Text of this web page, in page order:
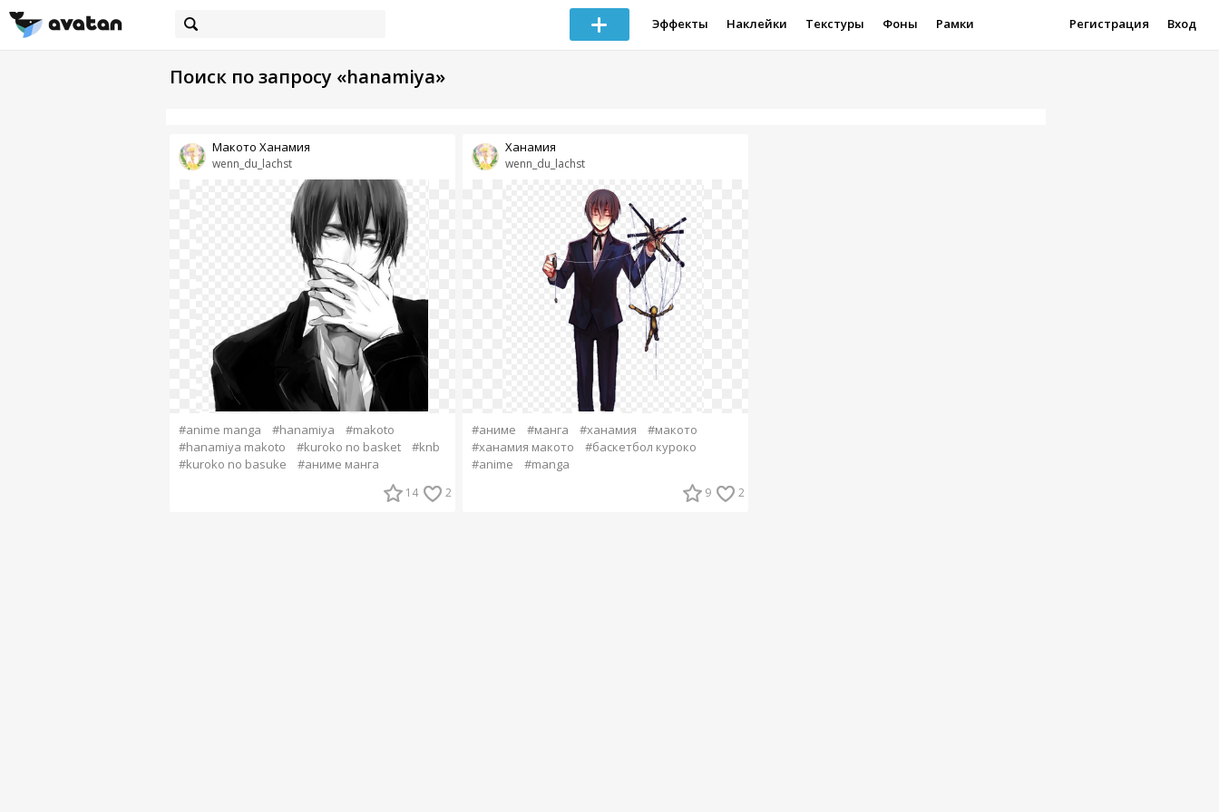
Эффекты Наклейки Текстуры Фоны Рамки Регистрация Вход
Поиск по запросу «hanamiya»
wenn_du_lachst
Макото Ханамия
#anime manga #hanamiya
#makoto
#hanamiya makoto
#kuroko no basket
#knb
#kuroko no basuke
#аниме манга
14 2
wenn_du_lachst
Ханамия
#аниме #манга #ханамия
#макото
#ханамия макото
#баскетбол куроко
#anime
#manga
9 2